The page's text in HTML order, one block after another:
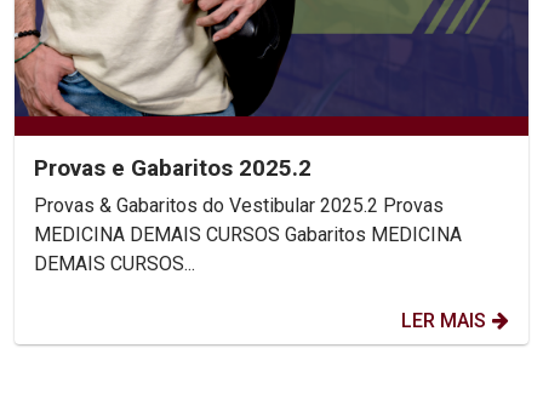
Provas e Gabaritos 2025.2
Provas & Gabaritos do Vestibular 2025.2 Provas
MEDICINA DEMAIS CURSOS Gabaritos MEDICINA
DEMAIS CURSOS...
LER MAIS